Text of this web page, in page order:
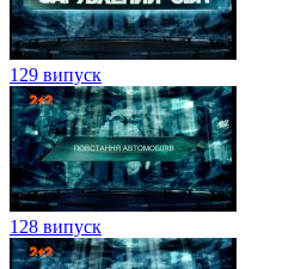
129 випуск
128 випуск